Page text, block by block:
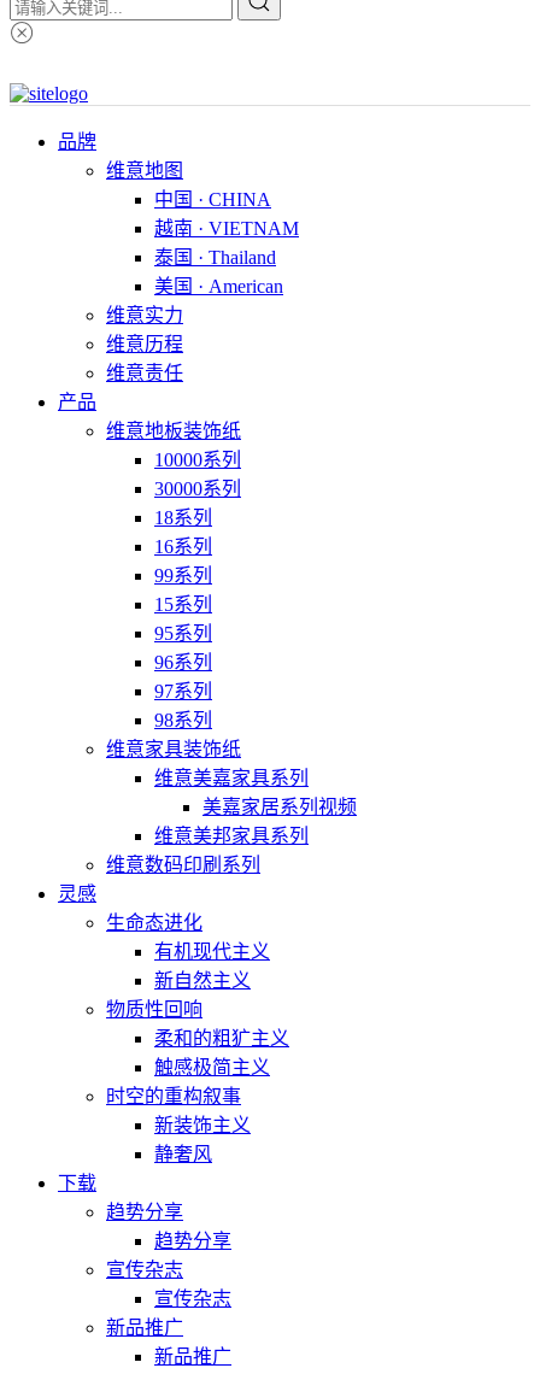
品牌
维意地图
中国 · CHINA
越南 · VIETNAM
泰国 · Thailand
美国 · American
维意实力
维意历程
维意责任
产品
维意地板装饰纸
10000系列
30000系列
18系列
16系列
99系列
15系列
95系列
96系列
97系列
98系列
维意家具装饰纸
维意美嘉家具系列
美嘉家居系列视频
维意美邦家具系列
维意数码印刷系列
灵感
生命态进化
有机现代主义
新自然主义
物质性回响
柔和的粗犷主义
触感极简主义
时空的重构叙事
新装饰主义
静奢风
下载
趋势分享
趋势分享
宣传杂志
宣传杂志
新品推广
新品推广